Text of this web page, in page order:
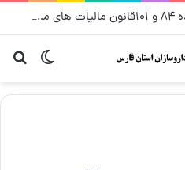
جدول معافیت مالیاتی (ماده ۸۴ و ۱۰۱قانون مالیات های مستقیم) از سال ۱۳۹۶ تا ۱۴۰۵
تغییر